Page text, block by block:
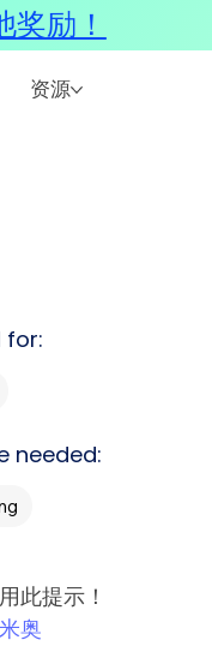
资源
for:
needed:
此提示！
奥
励！